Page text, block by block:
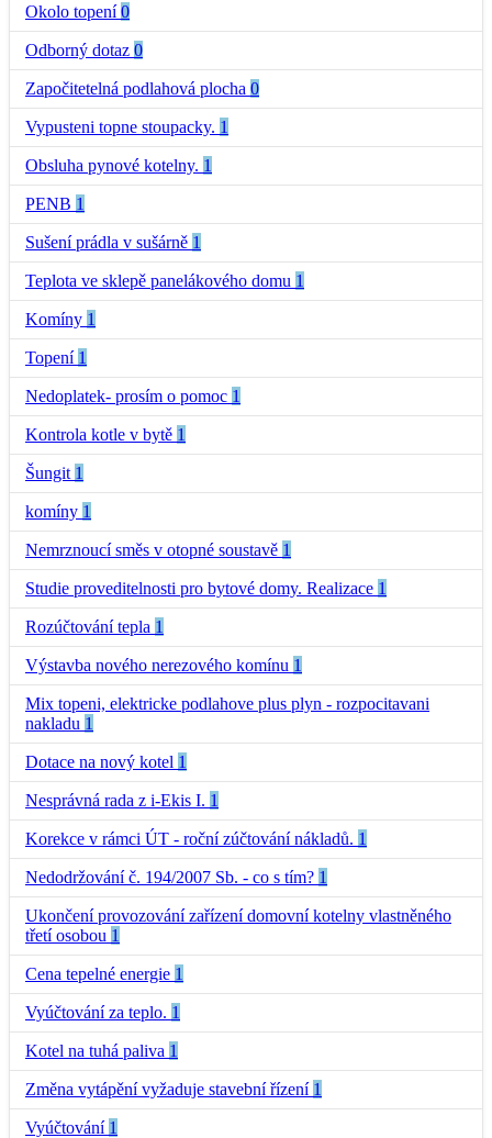
Okolo topení0
Odborný dotaz 0
Započitetelná podlahová plocha 0
Vypusteni topne stoupacky. 1
Obsluha pynové kotelny. 1
PENB 1
Sušení prádla v sušárně 1
Teplota ve sklepě panelákového domu 1
Komíny 1
Topení 1
Nedoplatek- prosím o pomoc 1
Kontrola kotle v bytě 1
Šungit 1
komíny 1
Nemrznoucí směs v otopné soustavě 1
Studie proveditelnosti pro bytové domy. Realizace 1
Rozúčtování tepla 1
Výstavba nového nerezového komínu 1
Mix topeni, elektricke podlahove plus plyn - rozpocitavani
nakladu 1
Dotace na nový kotel 1
Nesprávná rada z i-Ekis I. 1
Korekce v rámci ÚT - roční zúčtování nákladů. 1
Nedodržování č. 194/2007 Sb. - co s tím? 1
Ukončení provozování zařízení domovní kotelny vlastněného
třetí osobou 1
Cena tepelné energie 1
Vyúčtování za teplo. 1
Kotel na tuhá paliva 1
Změna vytápění vyžaduje stavební řízení 1
Vyúčtování 1